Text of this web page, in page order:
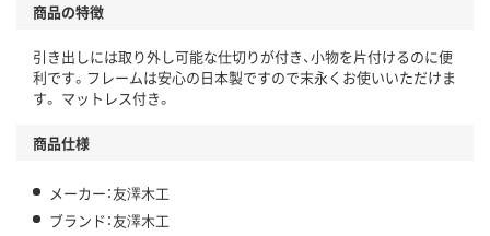
商品の特徴
引き出しには取り外し可能な仕切りが付き、小物を片付けるのに便
利です。フレームは安心の日本製ですので末永くお使いいただけま
す。 マットレス付き。
商品仕様
メーカー：友澤木工
ブランド：友澤木工